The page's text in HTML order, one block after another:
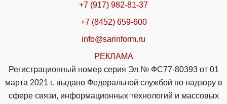
+7 (917) 982-81-37
+7 (8452) 659-600
info@sarinform.ru
РЕКЛАМА
Регистрационный номер серия Эл № ФС77-80393 от 01
марта 2021 г. выдано Федеральной службой по надзору в
сфере связи, информационных технологий и массовых